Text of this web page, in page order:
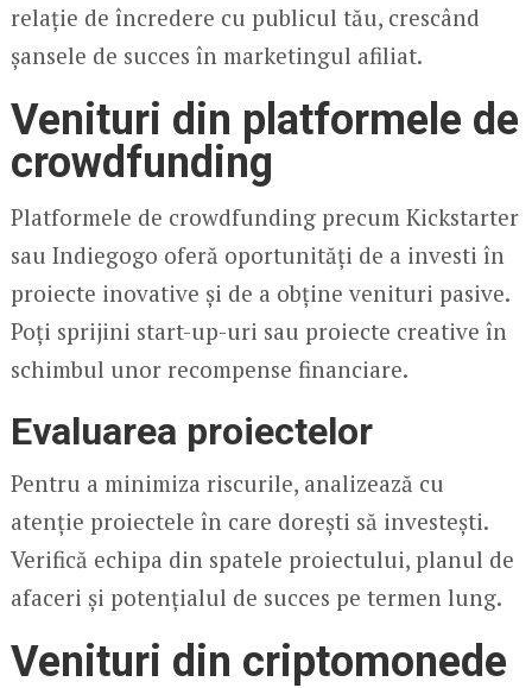
relație de încredere cu publicul tău, crescând
șansele de succes în marketingul afiliat.
Venituri din platformele de
crowdfunding
Platformele de crowdfunding precum Kickstarter
sau Indiegogo oferă oportunități de a investi în
proiecte inovative și de a obține venituri pasive.
Poți sprijini start-up-uri sau proiecte creative în
schimbul unor recompense financiare.
Evaluarea proiectelor
Pentru a minimiza riscurile, analizează cu
atenție proiectele în care dorești să investești.
Verifică echipa din spatele proiectului, planul de
afaceri și potențialul de succes pe termen lung.
Venituri din criptomonede